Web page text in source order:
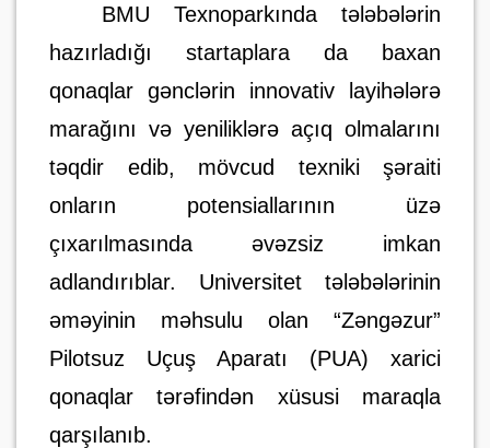
BMU Texnoparkında tələbələrin
hazırladığı startaplara da baxan
qonaqlar gənclərin innovativ layihələrə
marağını və yeniliklərə açıq olmalarını
təqdir edib, mövcud texniki şəraiti
onların potensiallarının üzə
çıxarılmasında əvəzsiz imkan
adlandırıblar. Universitet tələbələrinin
əməyinin məhsulu olan “Zəngəzur”
Pilotsuz Uçuş Aparatı (PUA) xarici
qonaqlar tərəfindən xüsusi maraqla
qarşılanıb.